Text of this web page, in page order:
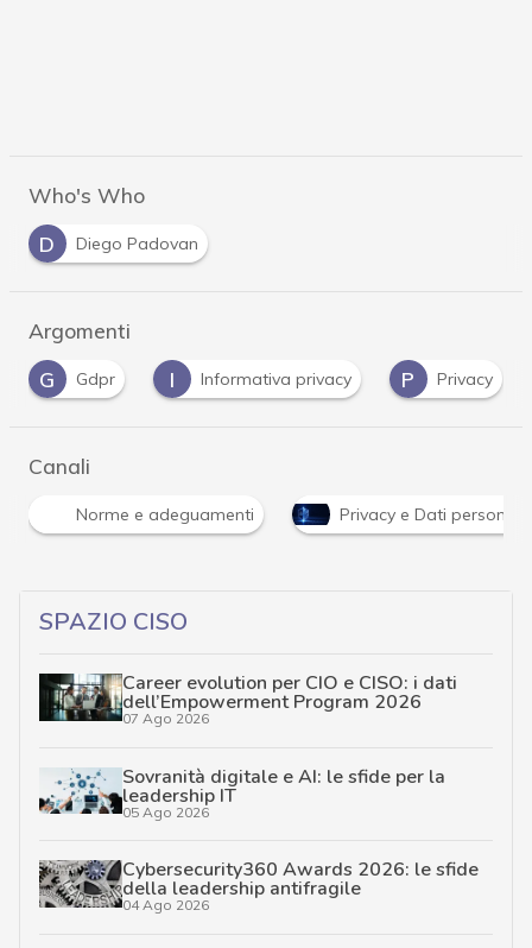
Who's Who
D
Diego Padovan
Argomenti
G
Gdpr Informativa privacy P Privacy
Canali
Norme e adeguamenti Privacy e Dati personali
SPAZIO CISO
Career evolution per CIO e CISO: i dati
dell’Empowerment Program 2026
07 Ago 2026
Sovranità digitale e AI: le sfide per la
leadership IT
05 Ago 2026
Cybersecurity360 Awards 2026: le sfide
della leadership antifragile
04 Ago 2026